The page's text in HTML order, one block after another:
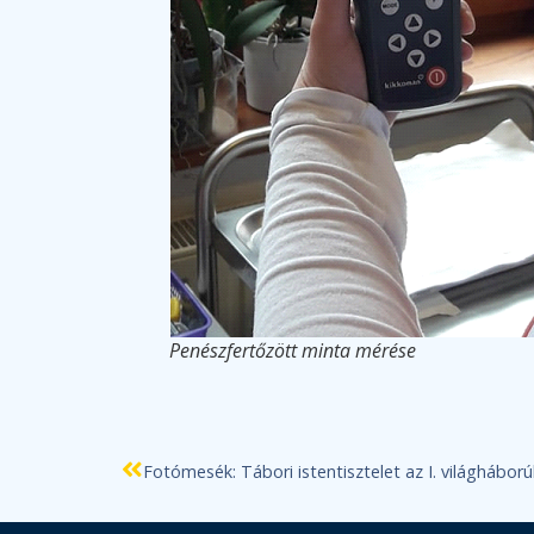
Penészfertőzött minta mérése
Fotómesék: Tábori istentisztelet az I.